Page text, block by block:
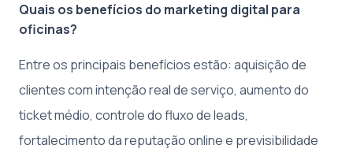
Quais os benefícios do marketing digital para
oficinas?
Entre os principais benefícios estão: aquisição de
clientes com intenção real de serviço, aumento do
ticket médio, controle do fluxo de leads,
fortalecimento da reputação online e previsibilidade